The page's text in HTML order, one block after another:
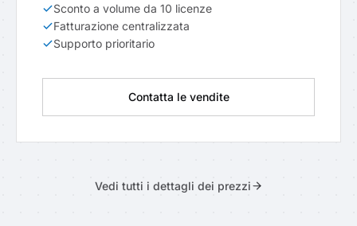
Sconto a volume da 10 licenze
Fatturazione centralizzata
Supporto prioritario
Contatta le vendite
Vedi tutti i dettagli dei prezzi